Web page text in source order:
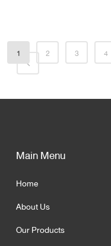
1 2 3 4
Main Menu
Home
About Us
Our Products